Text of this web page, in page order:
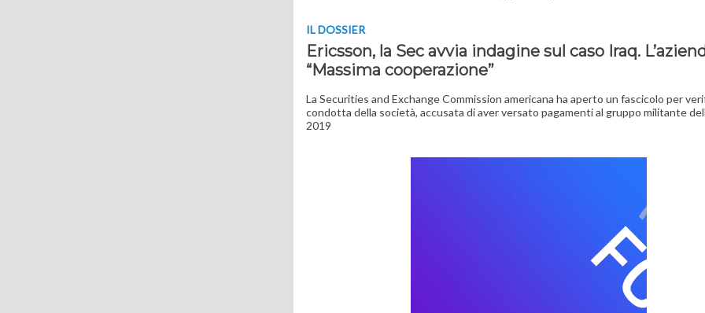
IL DOSSIER
Ericsson, la Sec avvia indagine sul caso Iraq.
“Massima cooperazione”
La Securities and Exchange Commission americana ha aperto un fascicolo per
condotta della società, accusata di aver versato pagamenti al gruppo militante
2019